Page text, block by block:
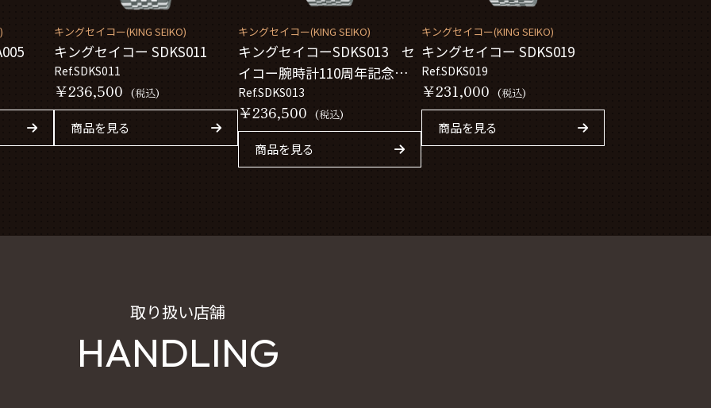
キングセイコー(KING SEIKO)
キングセイコー SDKS011
Ref.SDKS011
￥236,500 (税込)
商品を見る
キングセイコー(KING SEIKO)
キングセイコーSDKS013 セ
イコー腕時計110周年記念限定
モデル
Ref.SDKS013
￥236,500 (税込)
商品を見る
キングセイコー(KING SEIKO)
キングセイコー SDKS019
Ref.SDKS019
￥231,000 (税込)
商品を見る
取り扱い店舗
HANDLING